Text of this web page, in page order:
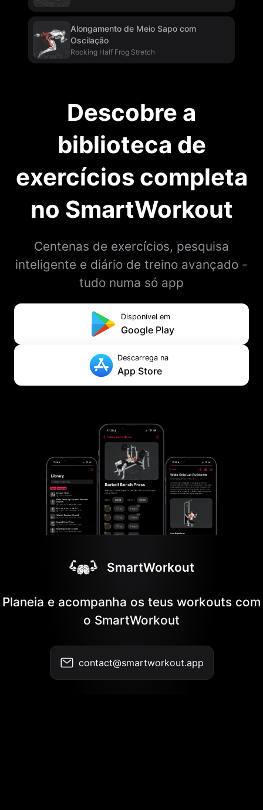
Alongamento de Meio Sapo com
Oscilação
Rocking Half Frog Stretch
Descobre a
biblioteca de
exercícios completa
no SmartWorkout
Centenas de exercícios, pesquisa
inteligente e diário de treino avançado -
tudo numa só app
Disponível em
Google Play
Descarrega na
App Store
SmartWorkout
Planeia e acompanha os teus workouts com
o SmartWorkout
contact@smartworkout.app